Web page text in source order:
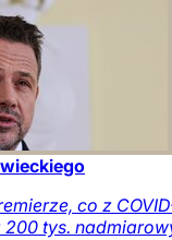
co z
tys.